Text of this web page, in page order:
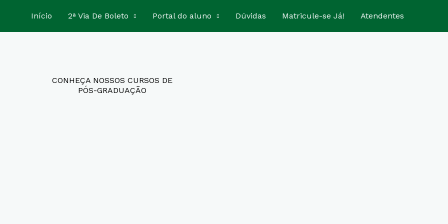
Início 2ª Via De Boleto Portal do aluno Dúvidas Matricule-se Já! Atendentes
CONHEÇA NOSSOS CURSOS DE
PÓS-GRADUAÇÃO